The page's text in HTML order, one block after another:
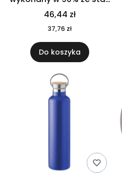
nierdzewnej
pochodzącej z
recyklingu 520 ml 94294
46,44 zł
37,76 zł
Do koszyka